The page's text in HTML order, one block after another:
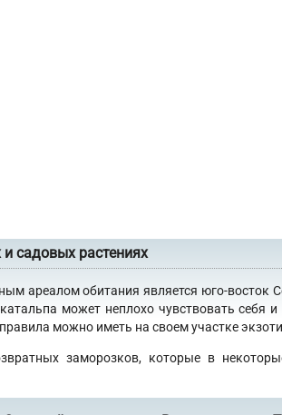
садовых растениях
ареалом обитания является юго-
может неплохо чувствовать
можно иметь на своем участке
заморозков, которые в